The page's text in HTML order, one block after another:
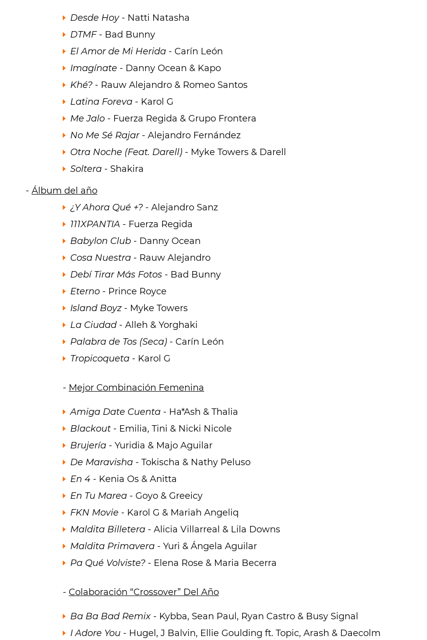
Desde Hoy- Natti Natasha
DTMF- Bad Bunny
El Amor de Mi Herida - Carín León
Imagínate - Danny Ocean & Kapo
Khé? - Rauw Alejandro & Romeo Santos
Latina Foreva - Karol G
Me Jalo - Fuerza Regida & Grupo Frontera
No Me Sé Rajar- Alejandro Fernández
Otra Noche (Feat. Darell) - Myke Towers & Darell
Soltera - Shakira
- Álbum del año
¿Y Ahora Qué +? - Alejandro Sanz
111XPANTIA - Fuerza Regida
Babylon Club - Danny Ocean
Cosa Nuestra - Rauw Alejandro
Debí Tirar Más Fotos - Bad Bunny
Eterno - Prince Royce
Island Boyz- Myke Towers
La Ciudad - Alleh & Yorghaki
Palabra de Tos (Seca) - Carín León
Tropicoqueta - Karol G
- Mejor Combinación Femenina
Amiga Date Cuenta - Ha*Ash & Thalia
Blackout - Emilia, Tini & Nicki Nicole
Brujería - Yuridia & Majo Aguilar
De Maravisha - Tokischa & Nathy Peluso
En 4 - Kenia Os & Anitta
En Tu Marea - Goyo & Greeicy
FKN Movie - Karol G & Mariah Angeliq
Maldita Billetera - Alicia Villarreal & Lila Downs
Maldita Primavera - Yuri & Ángela Aguilar
Pa Qué Volviste? - Elena Rose & Maria Becerra
- Colaboración “Crossover” Del Año
Ba Ba Bad Remix - Kybba, Sean Paul, Ryan Castro & Busy Signal
I Adore You - Hugel, J Balvin, Ellie Goulding ft. Topic, Arash & Daecolm